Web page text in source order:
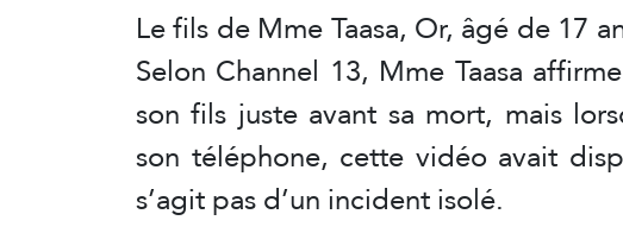
Le fils de Mme Taasa, Or, âgé de 17
Selon Channel 13, Mme Taasa
son fils juste avant sa mort, mais
son téléphone, cette vidéo avait
s’agit pas d’un incident isolé.